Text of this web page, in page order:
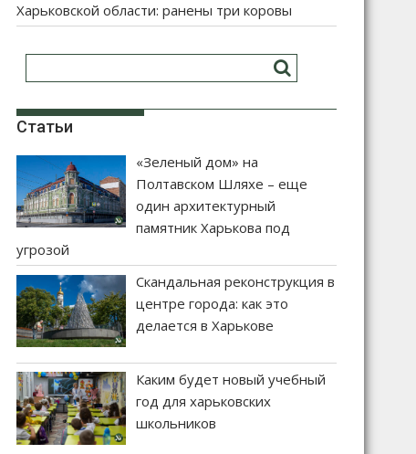
Харьковской области: ранены три коровы
Статьи
«Зеленый дом» на
Полтавском Шляхе – еще
один архитектурный
памятник Харькова под
угрозой
Скандальная реконструкция в
центре города: как это
делается в Харькове
Каким будет новый учебный
год для харьковских
школьников